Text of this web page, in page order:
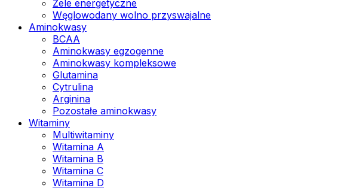
Żele energetyczne
Węglowodany wolno przyswajalne
Aminokwasy
BCAA
Aminokwasy egzogenne
Aminokwasy kompleksowe
Glutamina
Cytrulina
Arginina
Pozostałe aminokwasy
Witaminy
Multiwitaminy
Witamina A
Witamina B
Witamina C
Witamina D